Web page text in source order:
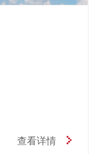
查看详情